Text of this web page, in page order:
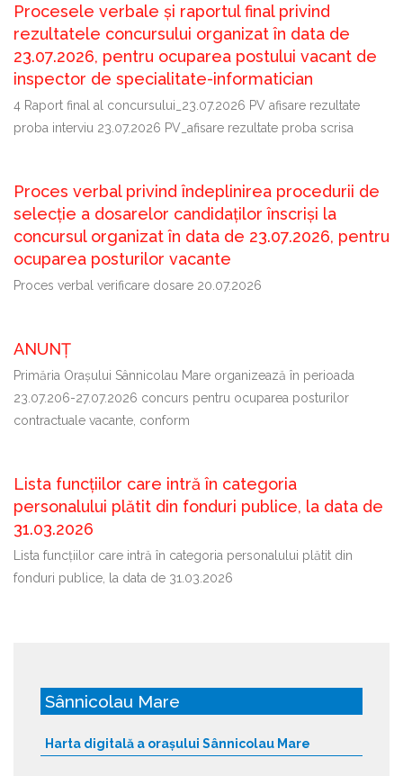
Procesele verbale și raportul final privind
rezultatele concursului organizat în data de
23.07.2026, pentru ocuparea postului vacant de
inspector de specialitate-informatician
4 Raport final al concursului_23.07.2026 PV afisare rezultate
proba interviu 23.07.2026 PV_afisare rezultate proba scrisa
Proces verbal privind îndeplinirea procedurii de
selecție a dosarelor candidaților înscriși la
concursul organizat în data de 23.07.2026, pentru
ocuparea posturilor vacante
Proces verbal verificare dosare 20.07.2026
ANUNȚ
Primăria Oraşului Sânnicolau Mare organizează în perioada
23.07.206-27.07.2026 concurs pentru ocuparea posturilor
contractuale vacante, conform
Lista funcțiilor care intră în categoria
personalului plătit din fonduri publice, la data de
31.03.2026
Lista funcțiilor care intră în categoria personalului plătit din
fonduri publice, la data de 31.03.2026
Sânnicolau Mare
Harta digitală a orașului Sânnicolau Mare